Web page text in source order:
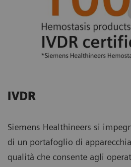
IVDR
Siemens Healthineers si
di un portafoglio di
qualità che consente agli